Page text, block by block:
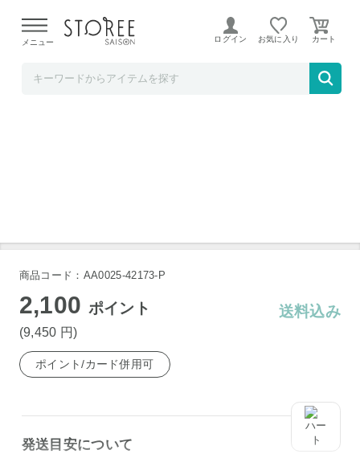
よる配送遅延が発生しております。
メニュー ログイン お気に入り
茶考具 粉茶ミル
商品コード：AA0025-42173-P
2,100 ポイント
(9,450 円)
送料込み
ポイント/カード併用可
発送目安について